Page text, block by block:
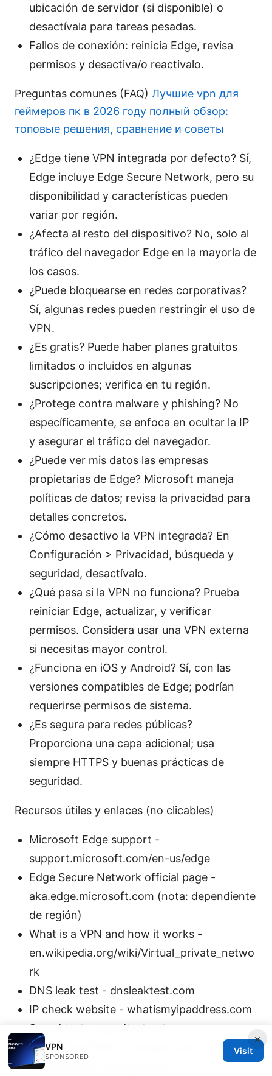
ubicación de servidor (si disponible) o
desactívala para tareas pesadas.
Fallos de conexión: reinicia Edge, revisa
permisos y desactiva/o reactivalo.
Preguntas comunes (FAQ) Лучшие vpn для
геймеров пк в 2026 году полный обзор:
топовые решения, сравнение и советы
¿Edge tiene VPN integrada por defecto? Sí,
Edge incluye Edge Secure Network, pero su
disponibilidad y características pueden
variar por región.
¿Afecta al resto del dispositivo? No, solo al
tráfico del navegador Edge en la mayoría de
los casos.
¿Puede bloquearse en redes corporativas?
Sí, algunas redes pueden restringir el uso de
VPN.
¿Es gratis? Puede haber planes gratuitos
limitados o incluidos en algunas
suscripciones; verifica en tu región.
¿Protege contra malware y phishing? No
específicamente, se enfoca en ocultar la IP
y asegurar el tráfico del navegador.
¿Puede ver mis datos las empresas
propietarias de Edge? Microsoft maneja
políticas de datos; revisa la privacidad para
detalles concretos.
¿Cómo desactivo la VPN integrada? En
Configuración > Privacidad, búsqueda y
seguridad, desactívalo.
¿Qué pasa si la VPN no funciona? Prueba
reiniciar Edge, actualizar, y verificar
permisos. Considera usar una VPN externa
si necesitas mayor control.
¿Funciona en iOS y Android? Sí, con las
versiones compatibles de Edge; podrían
requerirse permisos de sistema.
¿Es segura para redes públicas?
Proporciona una capa adicional; usa
siempre HTTPS y buenas prácticas de
seguridad.
Recursos útiles y enlaces (no clicables)
Microsoft Edge support -
support.microsoft.com/en-us/edge
Edge Secure Network official page -
aka.edge.microsoft.com (nota: dependiente
de región)
What is a VPN and how it works -
en.wikipedia.org/wiki/Virtual_private_netwo
rk
DNS leak test - dnsleaktest.com
IP check website - whatismyipaddress.com
Speed test - speedtest.net
NordVPN official - nordvpn.com
Privacidad en navegadores -
×
VPN
SPONSORED
Visit